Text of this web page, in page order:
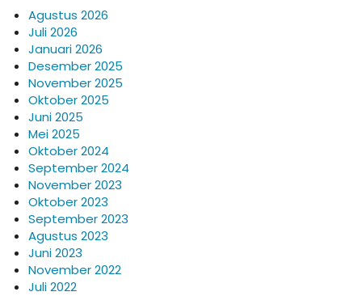
Agustus 2026
Juli 2026
Januari 2026
Desember 2025
November 2025
Oktober 2025
Juni 2025
Mei 2025
Oktober 2024
September 2024
November 2023
Oktober 2023
September 2023
Agustus 2023
Juni 2023
November 2022
Juli 2022